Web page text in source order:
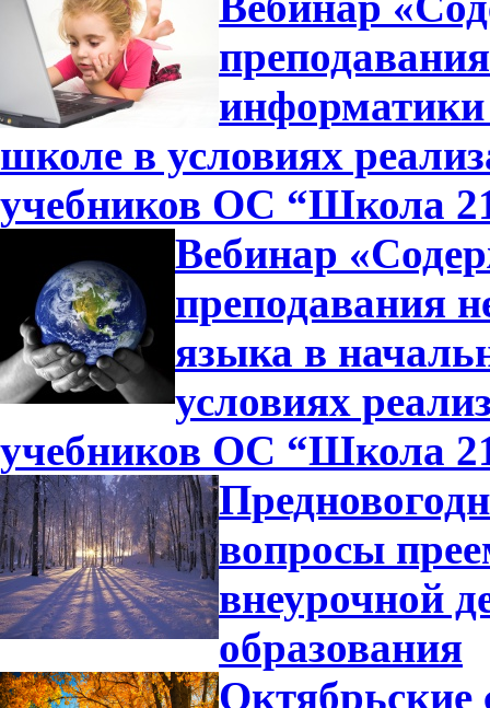
информатики
школе в условиях
учебников ОС “Школа
Вебинар
преподавания
языка в
условиях
учебников ОС “Школа
вопросы
внеурочной
образования